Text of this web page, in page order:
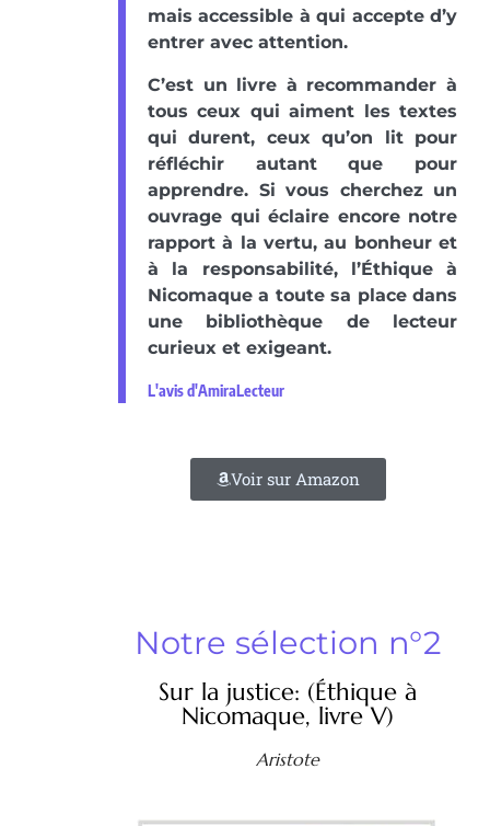
mais accessible à qui accepte d’y
entrer avec attention.
C’est un livre à recommander à
tous ceux qui aiment les textes
qui durent, ceux qu’on lit pour
réfléchir autant que pour
apprendre. Si vous cherchez un
ouvrage qui éclaire encore notre
rapport à la vertu, au bonheur et
à la responsabilité, l’Éthique à
Nicomaque a toute sa place dans
une bibliothèque de lecteur
curieux et exigeant.
L'avis d'AmiraLecteur
Voir sur Amazon
Notre sélection n°2
Sur la justice: (Éthique à
Nicomaque, livre V)
Aristote